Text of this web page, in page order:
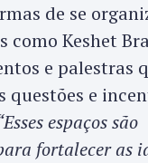
de se
como Keshet
e palestras
questões e
espaços são
fortalecer as